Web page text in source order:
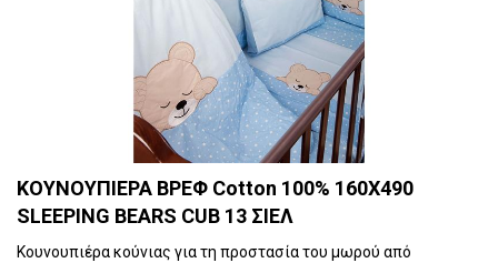
ΚΟΥΝΟΥΠΙΕΡΑ ΒΡΕΦ Cotton 100% 160X490
SLEEPING BEARS CUB 13 ΣΙΕΛ
Κουνουπιέρα κούνιας για τη προστασία του μωρού από